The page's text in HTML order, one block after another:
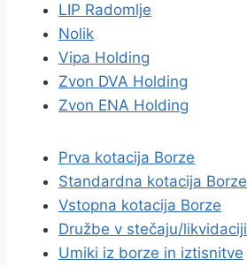
LIP Radomlje
Nolik
Vipa Holding
Zvon DVA Holding
Zvon ENA Holding
Prva kotacija Borze
Standardna kotacija Borze
Vstopna kotacija Borze
Družbe v stečaju/likvidaciji
Umiki iz borze in iztisnitve